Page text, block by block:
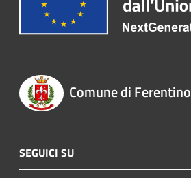
Comune di Ferentino
SEGUICI SU